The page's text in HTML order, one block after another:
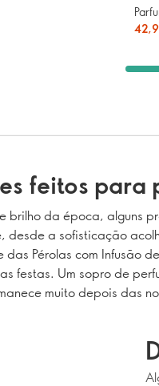
feitos para
brilho da época, alguns
desde a sofisticação
das Pérolas com Infusão
festas. Um sopro de
muito depois das